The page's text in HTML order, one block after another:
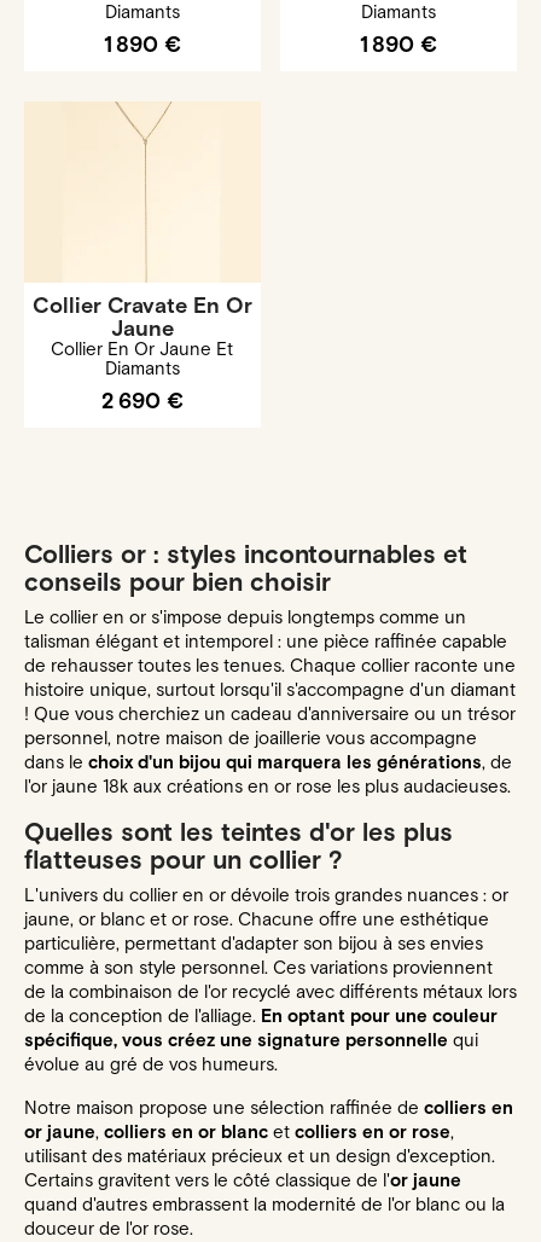
Diamants
1 890 €
Diamants
1 890 €
Collier Cravate En Or
Jaune
Collier En Or Jaune Et
Diamants
2 690 €
Colliers or : styles incontournables et
conseils pour bien choisir
Le collier en or s'impose depuis longtemps comme un
talisman élégant et intemporel : une pièce raffinée capable
de rehausser toutes les tenues. Chaque collier raconte une
histoire unique, surtout lorsqu'il s'accompagne d'un diamant
! Que vous cherchiez un cadeau d'anniversaire ou un trésor
personnel, notre maison de joaillerie vous accompagne
dans le choix d'un bijou qui marquera les générations, de
l'or jaune 18k aux créations en or rose les plus audacieuses.
Quelles sont les teintes d'or les plus
flatteuses pour un collier ?
L'univers du collier en or dévoile trois grandes nuances : or
jaune, or blanc et or rose. Chacune offre une esthétique
particulière, permettant d'adapter son bijou à ses envies
comme à son style personnel. Ces variations proviennent
de la combinaison de l'or recyclé avec différents métaux lors
de la conception de l'alliage. En optant pour une couleur
spécifique, vous créez une signature personnelle qui
évolue au gré de vos humeurs.
Notre maison propose une sélection raffinée de colliers en
or jaune, colliers en or blanc et colliers en or rose,
utilisant des matériaux précieux et un design d'exception.
Certains gravitent vers le côté classique de l'or jaune
quand d'autres embrassent la modernité de l'or blanc ou la
douceur de l'or rose.